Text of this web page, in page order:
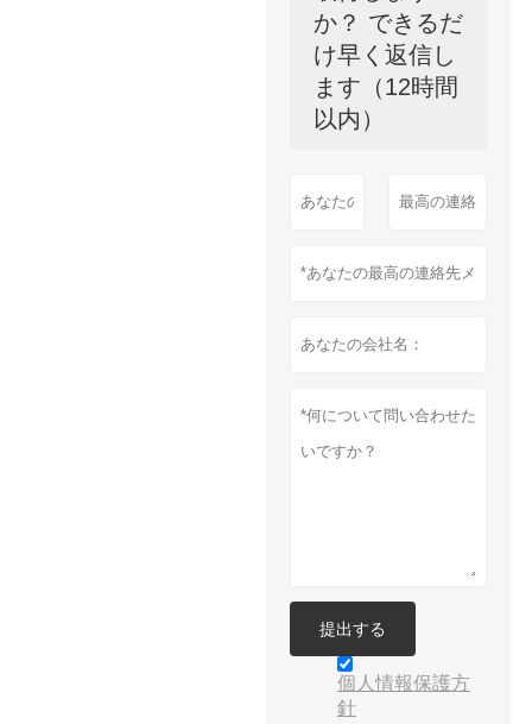
か？ できるだ
け早く返信し
ます（12時間
以内）
提出する
個人情報保護方
針